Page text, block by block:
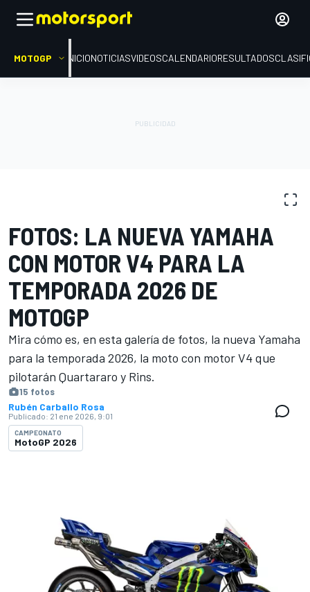
MOTOGP INICIONOTICIASVIDEOSCALENDARIORESULTADOS
FOTOS: LA NUEVA YAMAHA
CON MOTOR V4 PARA LA
TEMPORADA 2026 DE
MOTOGP
Mira cómo es, en esta galería de fotos, la nueva Yamaha
para la temporada 2026, la moto con motor V4 que
pilotarán Quartararo y Rins.
15 fotos
Rubén Carballo Rosa
Publicado: 21 ene 2026, 9:01
CAMPEONATO
MotoGP 2026